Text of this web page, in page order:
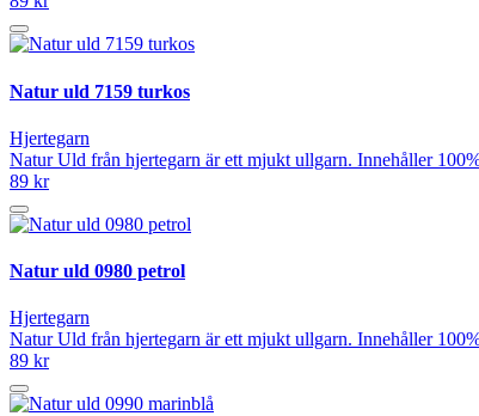
Natur uld 7159 turkos
Hjertegarn
Natur Uld från hjertegarn är ett mjukt ullgarn. Innehåller
89 kr
Natur uld 0980 petrol
Hjertegarn
Natur Uld från hjertegarn är ett mjukt ullgarn. Innehåller
89 kr